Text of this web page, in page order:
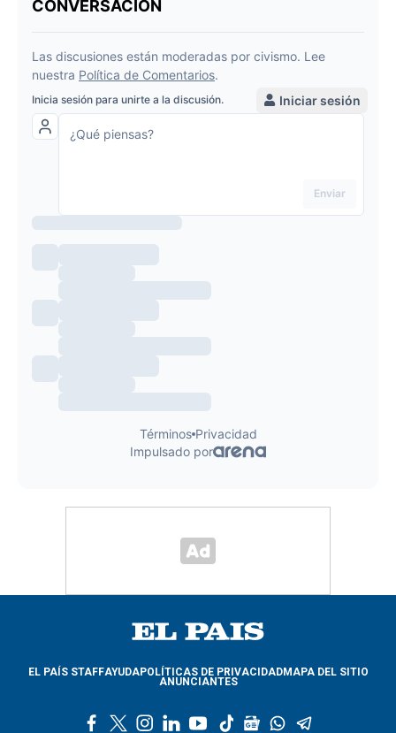
EL PAÍS STAFFAYUDAPOLÍTICAS DE PRIVACIDADMAPA DEL SITIO
ANUNCIANTES
l
y
t
g
w